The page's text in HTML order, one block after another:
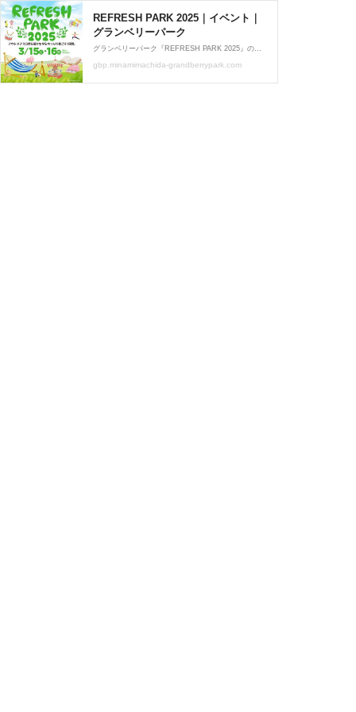
REFRESH PARK 2025｜イベント｜
グランベリーパーク
グランベリーパーク『REFRESH PARK 2025』の情報をご覧いただけます。
gbp.minamimachida-grandberrypark.com